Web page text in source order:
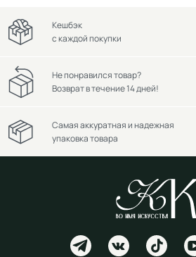
Кешбэк
с каждой покупки
Не понравился товар?
Возврат в течение 14 дней!
Самая аккуратная и надежная
упаковка товара